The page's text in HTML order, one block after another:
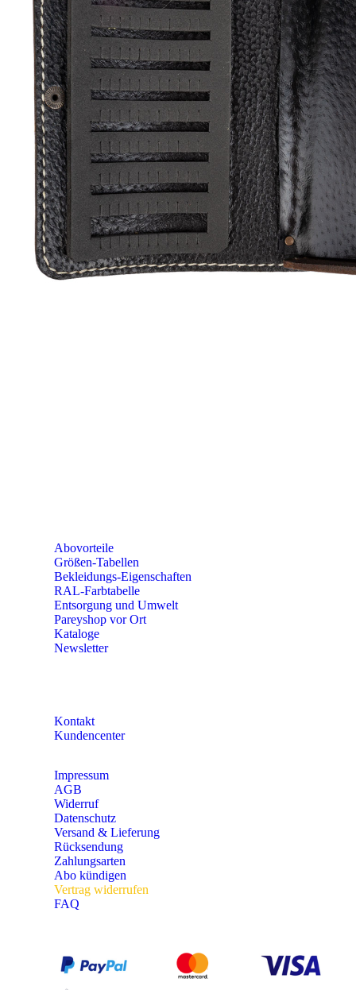
Details zur Produktsicherheit
Im Rahmen der EU-Verordnung sind wir verpflichtet, Informationen
über den verantwortlichen Wirtschaftsakteur bereitzustellen. Dieser
ist für die Einhaltung der EU-Vorschriften zu unseren Produkten
verantwortlich.
Verantwortlicher Wirtschaftsakteur gemäß EU-Verordnung:
Paul Parey Zeitschriftenverlag GmbH
Erich-Kästner-Str. 2
56379 Singhofen
DEUTSCHLAND
kundencenter@paulparey.de
PAREYSHOP – Der Onlineshop fürJagen&Angeln
PAREYSHOP
Abovorteile
Größen-Tabellen
Bekleidungs-Eigenschaften
RAL-Farbtabelle
Entsorgung und Umwelt
Pareyshop vor Ort
Kataloge
Newsletter
Kontakt
Kundencenter
Impressum
AGB
Widerruf
Datenschutz
Versand & Lieferung
Rücksendung
Zahlungsarten
Abo kündigen
Vertrag widerrufen
FAQ